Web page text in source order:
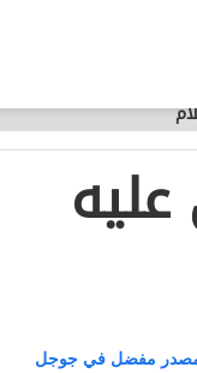
مفضل في جوجل